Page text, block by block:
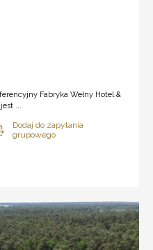
Fabryka Wełny Hotel &
...